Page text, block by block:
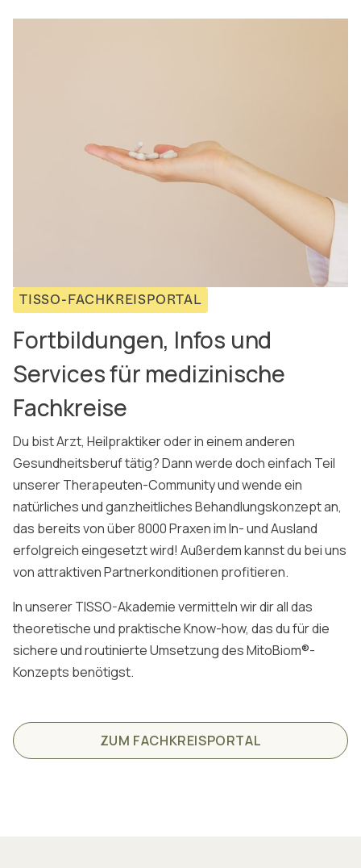
TISSO-FACHKREISPORTAL
Fortbildungen, Infos und
Services für medizinische
Fachkreise
Du bist Arzt, Heilpraktiker oder in einem anderen
Gesundheitsberuf tätig? Dann werde doch einfach Teil
unserer Therapeuten-Community und wende ein
natürliches und ganzheitliches Behandlungskonzept an,
das bereits von über 8000 Praxen im In- und Ausland
erfolgreich eingesetzt wird! Außerdem kannst du bei uns
von attraktiven Partnerkonditionen profitieren.
In unserer TISSO-Akademie vermitteln wir dir all das
theoretische und praktische Know-how, das du für die
sichere und routinierte Umsetzung des MitoBiom®-
Konzepts benötigst.
ZUM FACHKREISPORTAL